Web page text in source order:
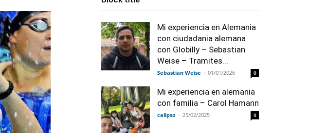
Mi experiencia en Alemania
con ciudadania alemana
con Globilly – Sebastian
Weise – Tramites...
Sebastian Weise - 01/01/2026 0
Mi experiencia en alemania
con familia – Carol Hamann
calipso - 25/02/2025 0